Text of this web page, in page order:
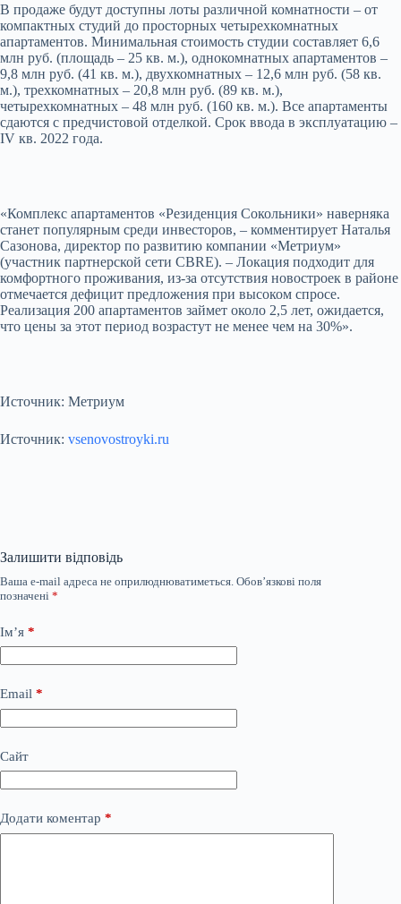
В продаже будут доступны лоты различной комнатности – от
компактных студий до просторных четырехкомнатных
апартаментов. Минимальная стоимость студии составляет 6,6
млн руб. (площадь – 25 кв. м.), однокомнатных апартаментов –
9,8 млн руб. (41 кв. м.), двухкомнатных – 12,6 млн руб. (58 кв.
м.), трехкомнатных – 20,8 млн руб. (89 кв. м.),
четырехкомнатных – 48 млн руб. (160 кв. м.). Все апартаменты
сдаются с предчистовой отделкой. Срок ввода в эксплуатацию –
IV кв. 2022 года.
«Комплекс апартаментов «Резиденция Сокольники» наверняка
станет популярным среди инвесторов, – комментирует Наталья
Сазонова, директор по развитию компании «Метриум»
(участник партнерской сети CBRE). – Локация подходит для
комфортного проживания, из-за отсутствия новостроек в районе
отмечается дефицит предложения при высоком спросе.
Реализация 200 апартаментов займет около 2,5 лет, ожидается,
что цены за этот период возрастут не менее чем на 30%».
Источник: Метриум
Источник: vsenovostroyki.ru
Залишити відповідь
Ваша e-mail адреса не оприлюднюватиметься. Обов’язкові поля
позначені *
Ім’я *
Email *
Сайт
Додати коментар *